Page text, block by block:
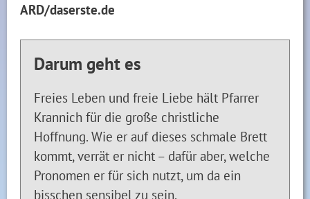
ARD/daserste.de
Darum geht es
Freies Leben und freie Liebe hält Pfarrer
Krannich für die große christliche
Hoffnung. Wie er auf dieses schmale Brett
kommt, verrät er nicht – dafür aber, welche
Pronomen er für sich nutzt, um da ein
bisschen sensibel zu sein.